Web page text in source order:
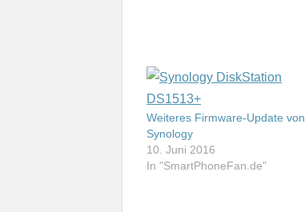
Weiteres Firmware-Update von
Synology
10. Juni 2016
In "SmartPhoneFan.de"